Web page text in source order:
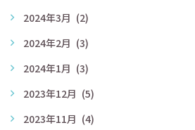
2024年3月 (2)
2024年2月 (3)
2024年1月 (3)
2023年12月 (5)
2023年11月 (4)